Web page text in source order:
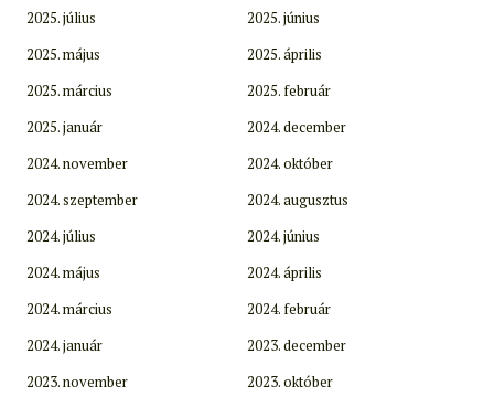
2025. július
2025. június
2025. május
2025. április
2025. március
2025. február
2025. január
2024. december
2024. november
2024. október
2024. szeptember
2024. augusztus
2024. július
2024. június
2024. május
2024. április
2024. március
2024. február
2024. január
2023. december
2023. november
2023. október